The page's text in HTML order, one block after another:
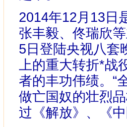
2014年12月13日
张丰毅、佟瑞欣
5日登陆央视八套
上的重大转折*
者的丰功伟绩。“
做亡国奴的壮烈
过《解放》、《